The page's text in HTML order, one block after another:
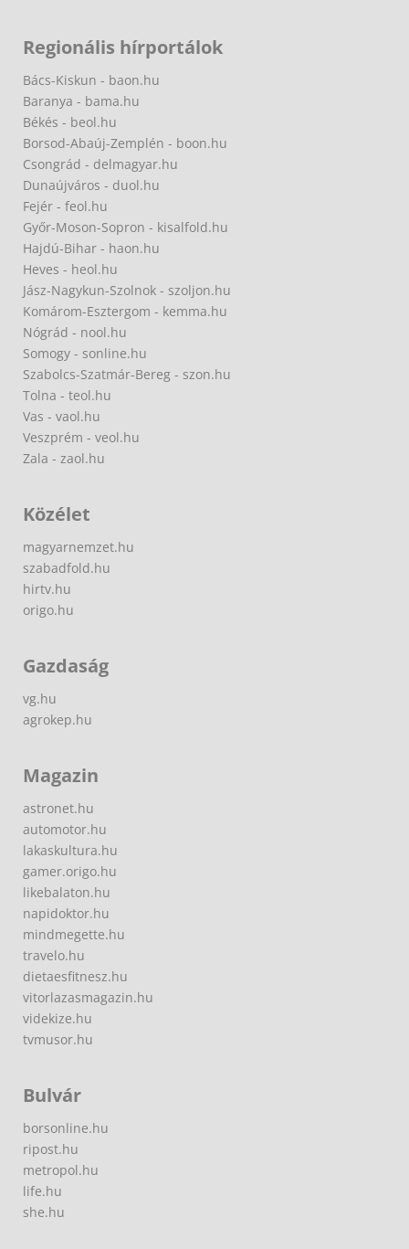
Regionális hírportálok
Bács-Kiskun - baon.hu
Baranya - bama.hu
Békés - beol.hu
Borsod-Abaúj-Zemplén - boon.hu
Csongrád - delmagyar.hu
Dunaújváros - duol.hu
Fejér - feol.hu
Győr-Moson-Sopron - kisalfold.hu
Hajdú-Bihar - haon.hu
Heves - heol.hu
Jász-Nagykun-Szolnok - szoljon.hu
Komárom-Esztergom - kemma.hu
Nógrád - nool.hu
Somogy - sonline.hu
Szabolcs-Szatmár-Bereg - szon.hu
Tolna - teol.hu
Vas - vaol.hu
Veszprém - veol.hu
Zala - zaol.hu
Közélet
magyarnemzet.hu
szabadfold.hu
hirtv.hu
origo.hu
Gazdaság
vg.hu
agrokep.hu
Magazin
astronet.hu
automotor.hu
lakaskultura.hu
gamer.origo.hu
likebalaton.hu
napidoktor.hu
mindmegette.hu
travelo.hu
dietaesfitnesz.hu
vitorlazasmagazin.hu
videkize.hu
tvmusor.hu
Bulvár
borsonline.hu
ripost.hu
metropol.hu
life.hu
she.hu